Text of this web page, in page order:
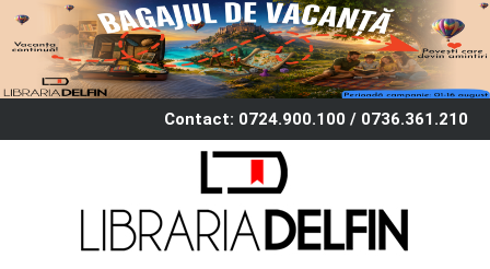
Contact: 0724.900.100 / 0736.361.210